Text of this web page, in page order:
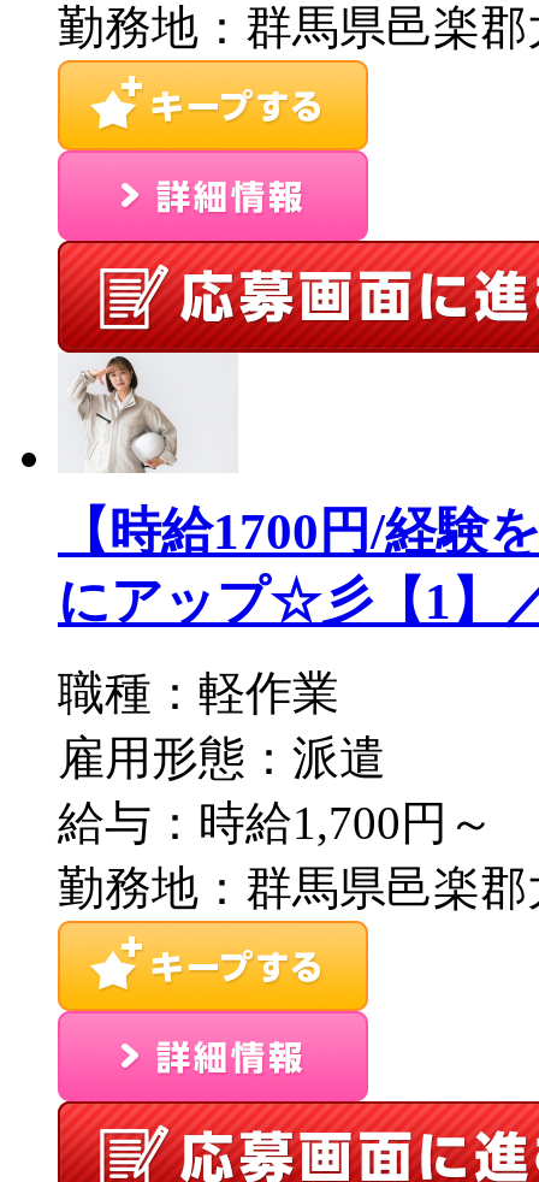
勤務地：群馬県邑楽
【時給1700円/経験
にアップ☆彡【1】
職種：軽作業
雇用形態：派遣
給与：時給1,700円～
勤務地：群馬県邑楽